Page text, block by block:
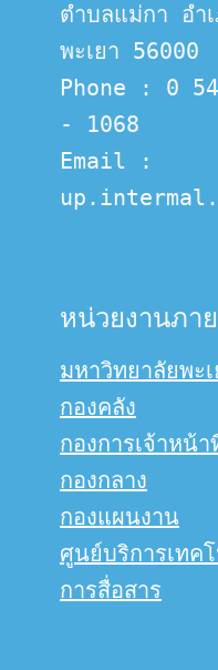
ตำบลแม่กา อำ
พะเยา 56000
Phone : 0
- 1068
Email :
หน่วยงานภา
มหาวิทยาลัยพะเ
กองคลัง
กองการเจ้าหน้า
กองกลาง
กองแผนงาน
ศูนย์บริการเทค
การสื่อสาร